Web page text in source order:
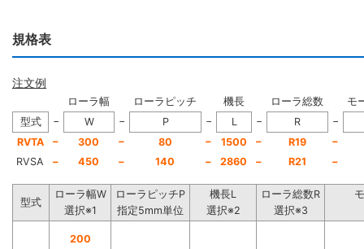
規格表
注文例
ローラ幅 ローラピッチ 機長 ローラ総数
モ
型式
− W − P − L − R
−
RVTA
− 300 − 80 − 1500 − R19
−
RVSA
− 450 − 140 − 2860 − R21 −
型式
ローラ幅W
選択※1
ローラピッチP
指定5mm単位
機長L
選択※2
ローラ総数R
選択※3
200